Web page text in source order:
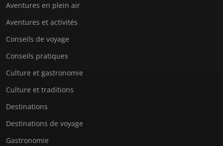
Aventures en plein air
Aventures et activités
Conseils de voyage
Conseils pratiques
Culture et gastronomie
Culture et traditions
Destinations
Destinations de voyage
Gastronomie